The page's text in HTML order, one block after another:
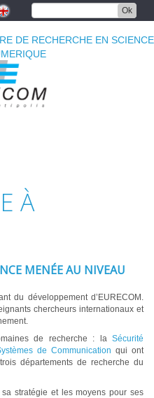
Ok
DE RECHERCHE EN
À
MENÉE AU NIVEAU
du développement d’EURECOM.
chercheurs internationaux et
de recherche : la Sécurité
de Communication qui ont
départements de recherche du
stratégie et les moyens pour ses